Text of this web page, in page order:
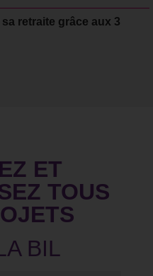
retraite grâce aux 3
ET
TOUS